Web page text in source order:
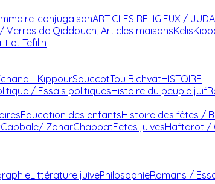
conjugaisonARTICLES RELIGIEUX /
Verres de Qiddouch, Articles maisonsKelis
et Tefilin
- KippourSouccotTou BichvatHISTOIRE
/ Essais politiquesHistoire du peuple juif
Education des enfantsHistoire des fêtes /
Cabbale/ ZoharChabbatFetes juivesHaftarot /
Littérature juivePhilosophieRomans /